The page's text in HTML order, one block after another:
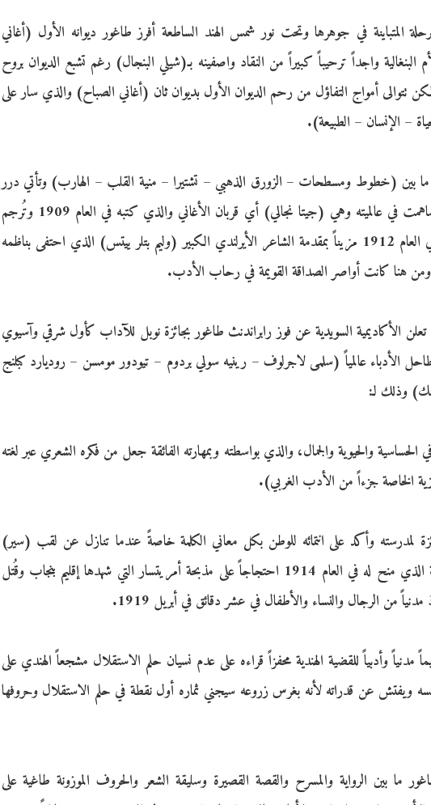
المتباينة في جوهرها وتحت نور شمس الهند الساطعة أفرز طاغور ديوانه الأول (أغاني
البنغالية واجداً ترحيباً كبيراً من النقاد واصفينه بـ(شيلي البنجال) رغم تشبع الديوان بروح
تتوالى أمواج التفاؤل من رحم الديوان الأول بديوان ثان (أغاني الصباح) والذي سار على
– الإنسان – الطبيعة).
ما بين (خطوط ومسطحات – الزورق الذهبي – تشتيرا – منية القلب – الهارب) وتأتي درر
الدواوين التي ساهمت في عالميته وهي (جيتا نجالي) أي قربان الأغاني والذي كتبه في العام 1909 وتُرجم
إلى الإنجليزية في العام 1912 مزيناً بمقدمة الشاعر الأيرلندي الكبير (وليم بتلر ييتس) الذي احتفى بناظمه
ومن هنا كانت أواصر الصداقة القويمة في رحاب الأدب.
في العام 1913 تعلن الأكاديمية السويدية عن فوز رابراندنث طاغور بجائزة نوبل للآداب كأول شرقي وآسيوي
الأدباء عالمياً (سلمى لاجرلوف – رينيه سولي بردوم – تيودور مومسن – روديارد كبلنج
وذلك لـ:
والحيوية والجمال، والذي بواسطته وبمهارته الفائقة جعل من فكره الشعري عبر لغته
الخاصة جزءاً من الأدب الغربي).
لمدرسته وأكد على انتمائه للوطن بكل معاني الكلمة خاصةً عندما تنازل عن لقب (سير)
ووسام الفروسية الذي منح له في العام 1914 احتجاجاً على مذبحة أمريتسار التي شهدها إقليم بنجاب وقُتل
مدنياً وأدبياً للقضية الهندية محفزاً قراءه على عدم نسيان حلم الاستقلال مشجعاً الهندي على
ويفتش عن قدراته لأنه بغرس زروعه سيجني ثماره أول نقطة في حلم الاستقلال وحروفها
ما بين الرواية والمسرح والقصة القصيرة وسليقة الشعر والحروف الموزونة طاغية على